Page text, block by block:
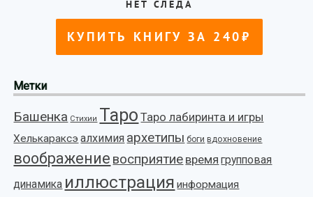
Метки
Башенка Стихии Таро Таро лабиринта и игры
Хелькараксэ алхимия архетипы боги вдохновение
воображение восприятие время групповая
динамика иллюстрация информация